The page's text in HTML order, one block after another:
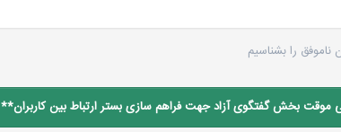
را بشناسیم
موقت بخش گفتگوی آزاد جهت فراهم سازی بستر ارتباط بین کاربران**